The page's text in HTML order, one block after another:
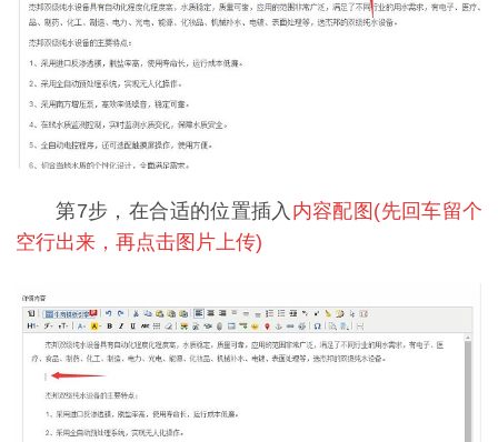
第7步，在合适的位置插入 内容配图(先回车留个
空行出来，再点击图片上传)